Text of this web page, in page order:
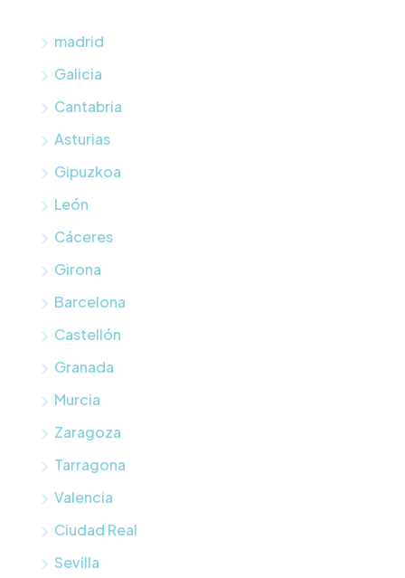
madrid
Galicia
Cantabria
Asturias
Gipuzkoa
León
Cáceres
Girona
Barcelona
Castellón
Granada
Murcia
Zaragoza
Tarragona
Valencia
Ciudad Real
Sevilla